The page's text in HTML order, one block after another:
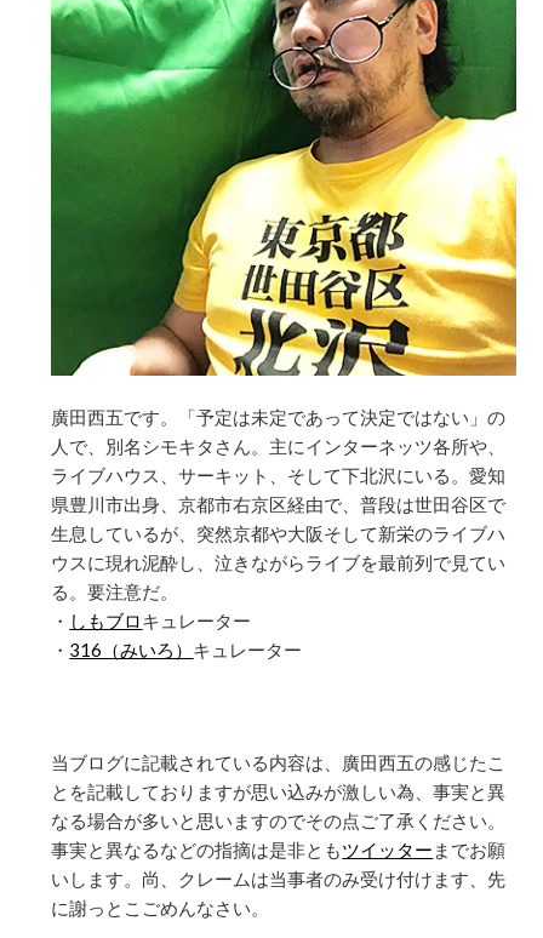
廣田西五です。「予定は未定であって決定ではない」の
人で、別名シモキタさん。主にインターネッツ各所や、
ライブハウス、サーキット、そして下北沢にいる。愛知
県豊川市出身、京都市右京区経由で、普段は世田谷区で
生息しているが、突然京都や大阪そして新栄のライブハ
ウスに現れ泥酔し、泣きながらライブを最前列で見てい
る。要注意だ。
・ しもブロキュレーター
・ 316（みいろ） キュレーター
当ブログに記載されている内容は、廣田西五の感じたこ
とを記載しておりますが思い込みが激しい為、事実と異
なる場合が多いと思いますのでその点ご了承ください。
事実と異なるなどの指摘は是非ともツイッター までお願
いします。尚、クレームは当事者のみ受け付けます、先
に謝っとこごめんなさい。